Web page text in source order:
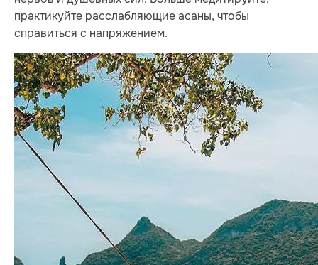
практикуйте расслабляющие асаны, чтобы
справиться с напряжением.